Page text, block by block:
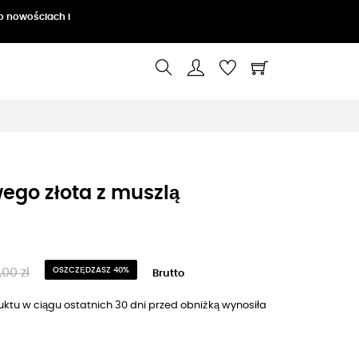
nowościach i
złota z muszlą
zł OSZCZĘDZASZ 40% Brutto
w ciągu ostatnich 30 dni przed obniżką wynosiła